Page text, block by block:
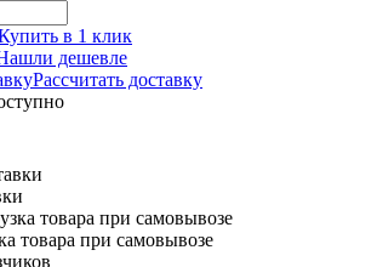
в 1 клик
дешевле
Рассчитать доставку
товара при самовывозе